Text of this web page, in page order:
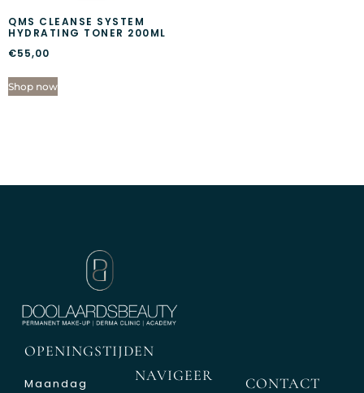
QMS CLEANSE SYSTEM
HYDRATING TONER 200ML
€55,00
Shop now
OPENINGSTIJDEN
Maandag
NAVIGEER CONTACT